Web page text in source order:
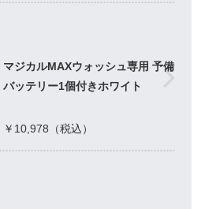
マジカルMAXウォッシュ専用 予備
バッテリー1個付きホワイト
￥10,978（税込）